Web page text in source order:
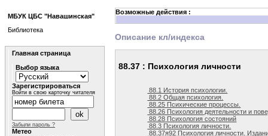
Возможные действия :
Описание кл/индекса
88.37 : Психология личности
88.1 История психологии.
88.2 Общая психология.
88.25 Психические процессы.
88.26 Психология деятельности и
88.28 Психология состояний
88.3 Психология личности.
88.37я92 Психология личности.
МБУК ЦБС "Навашинская"
Библиотека
Главная страница
Выбор языка
Зарегистрироваться
Войти в свою карточку читателя
Забыли пароль ?
Метео